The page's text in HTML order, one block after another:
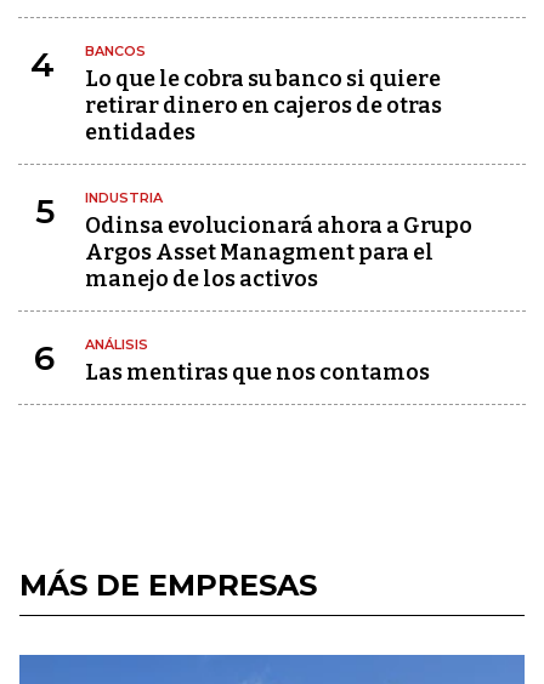
4 BANCOS
Lo que le cobra su banco si quiere
retirar dinero en cajeros de otras
entidades
5 INDUSTRIA
Odinsa evolucionará ahora a Grupo
Argos Asset Managment para el
manejo de los activos
6 ANÁLISIS
Las mentiras que nos contamos
MÁS DE EMPRESAS